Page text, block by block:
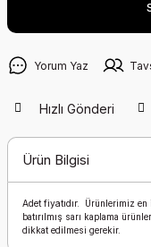
Yorum Yaz
Hızlı Gönderi
Ürün Bilgisi
Adet fiyatıdır.
Ürünlerimiz en
batırılmış sarı kaplama
dikkat edilmesi gerekir.